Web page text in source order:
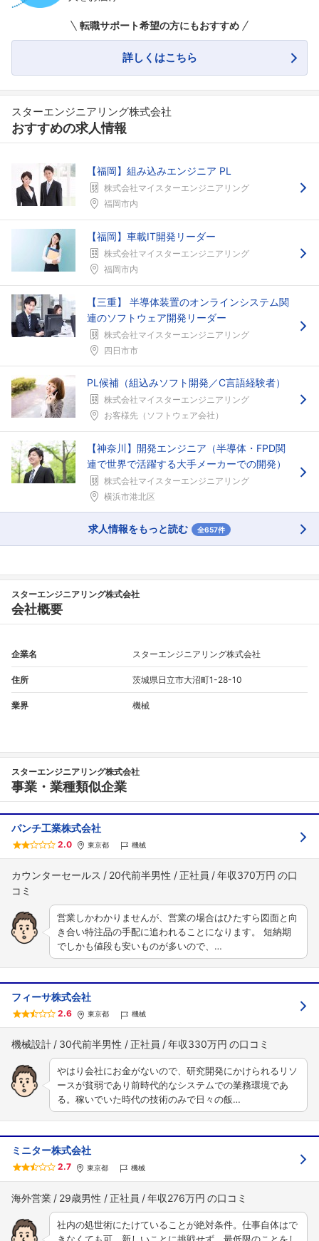
こちらの企業もフォローしませんか？
転職サポート希望の方にもおすすめ
詳しくはこちら
スターエンジニアリング株式会社
おすすめの求人情報
【福岡】組み込みエンジニア PL
株式会社マイスターエンジニアリング
福岡市内
【福岡】車載IT開発リーダー
株式会社マイスターエンジニアリング
福岡市内
【三重】 半導体装置のオンラインシステム関
連のソフトウェア開発リーダー
株式会社マイスターエンジニアリング
四日市市
PL候補（組込みソフト開発／C言語経験者）
株式会社マイスターエンジニアリング
お客様先（ソフトウェア会社）
【神奈川】開発エンジニア（半導体・FPD関
連で世界で活躍する大手メーカーでの開発）
株式会社マイスターエンジニアリング
横浜市港北区
求人情報をもっと読む 全657件
スターエンジニアリング株式会社
会社概要
企業名 スターエンジニアリング株式会社
住所 茨城県日立市大沼町1-28-10
業界 機械
スターエンジニアリング株式会社
事業・業種類似企業
パンチ工業株式会社
2.0 東京都 機械
カウンターセールス 20代前半男性 正社員 年収370万円
営業しかわかりませんが、営業の場合はひたすら図面と向
き合い特注品の手配に追われることになります。 短納期
でしかも値段も安いものが多いので、…
フィーサ株式会社
2.6 東京都 機械
機械設計 30代前半男性 正社員 年収330万円
やはり会社にお金がないので、研究開発にかけられるリソ
ースが貧弱であり前時代的なシステムでの業務環境であ
る。稼いでいた時代の技術のみで日々の飯…
ミニター株式会社
2.7 東京都 機械
海外営業 29歳男性 正社員 年収276万円
社内の処世術にたけていることが絶対条件。仕事自体はで
きなくても可。新しいことに挑戦せず、最低限のことをし